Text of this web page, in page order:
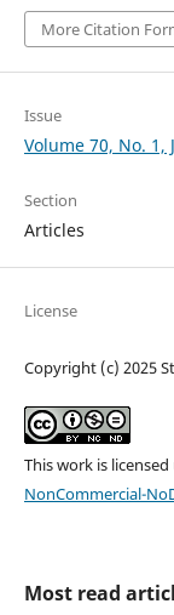
More Citation
Issue
Volume 70, No. 1,
Section
Articles
License
Copyright (c) 2025
This work is
NonCommercial-
Most read